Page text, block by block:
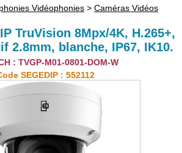
Vidéophonies > Caméras Vidéos
TruVision 8Mpx/4K, H.265+,
2.8mm, blanche, IP67, IK10.
: TVGP-M01-0801-DOM-W
SEGEDIP : 552112